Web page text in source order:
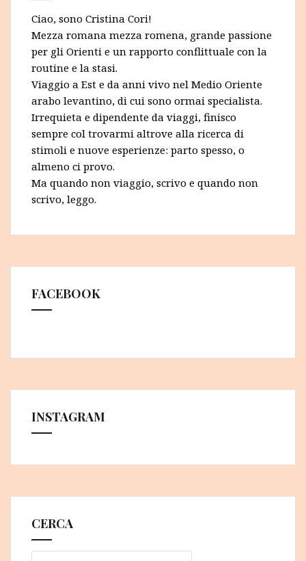
Ciao, sono Cristina Cori!
Mezza romana mezza romena, grande passione
per gli Orienti e un rapporto conflittuale con la
routine e la stasi.
Viaggio a Est e da anni vivo nel Medio Oriente
arabo levantino, di cui sono ormai specialista.
Irrequieta e dipendente da viaggi, finisco
sempre col trovarmi altrove alla ricerca di
stimoli e nuove esperienze: parto spesso, o
almeno ci provo.
Ma quando non viaggio, scrivo e quando non
scrivo, leggo.
FACEBOOK
INSTAGRAM
CERCA